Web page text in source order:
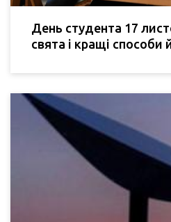
День студента 17
свята і кращі способи